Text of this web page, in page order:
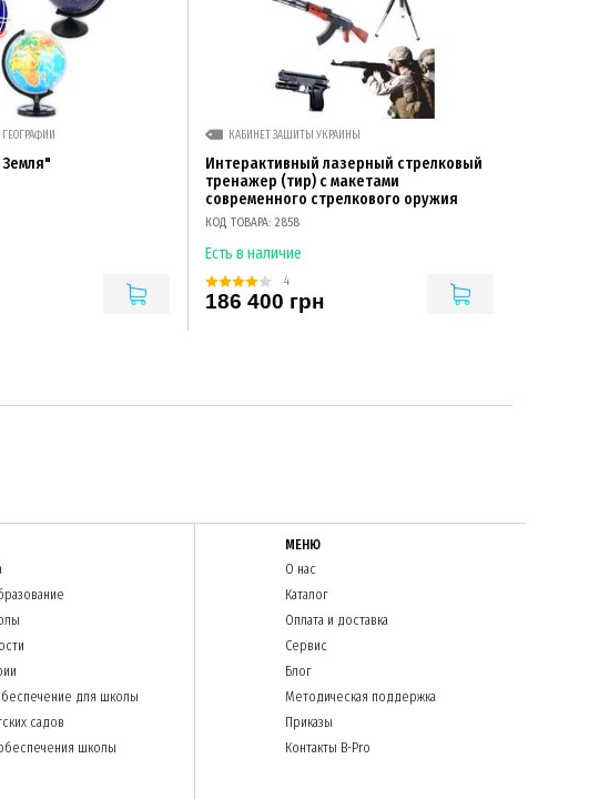
КАБИНЕТ ЗАЩИТЫ УКРАИНЫ
Интерактивный лазерный стрелковый
тренажер (тир) с макетами
современного стрелкового оружия
КОД ТОВАРА: 2858
Есть в наличие
4
186 400 грн
для школы
садов
школы
МЕНЮ
О нас
Каталог
Оплата и доставка
Сервис
Блог
Методическая поддержка
Приказы
Контакты B-Pro